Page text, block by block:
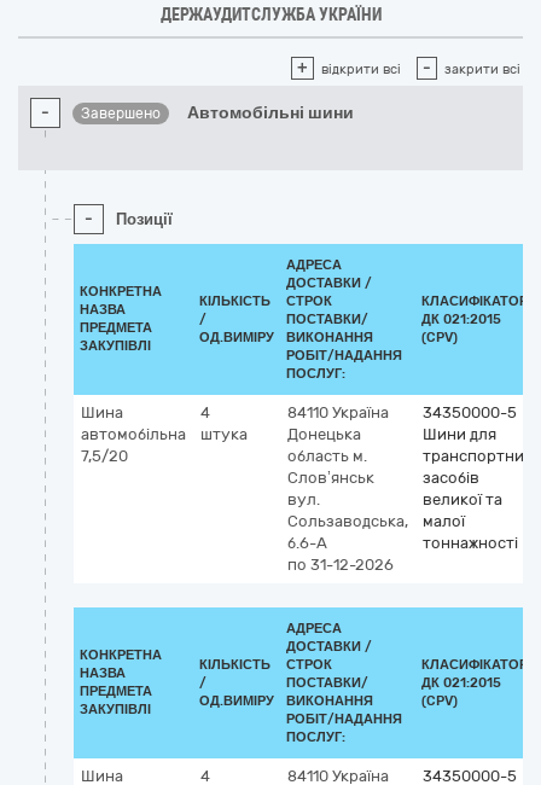
ДЕРЖАУДИТСЛУЖБА УКРАЇНИ
+ відкрити всі - закрити всі
- Завершено Автомобільні шини
- Позиції
КОНКРЕТНА
НАЗВА
ПРЕДМЕТА
ЗАКУПІВЛІ
КІЛЬКІСТЬ
/
ОД.ВИМІРУ
АДРЕСА
ДОСТАВКИ /
СТРОК
ПОСТАВКИ/
ВИКОНАННЯ
РОБІТ/НАДАННЯ
ПОСЛУГ:
КЛАСИФІКАТОР
ДК 021:2015
(CPV)
Шина
автомобільна
7,5/20
4
штука
84110 Україна
Донецька
область м.
Слов’янськ
вул.
Сользаводська,
б.6-А
по 31-12-2026
34350000-5
Шини для
транспортних
засобів
великої та
малої
тоннажності
КОНКРЕТНА
НАЗВА
ПРЕДМЕТА
ЗАКУПІВЛІ
КІЛЬКІСТЬ
/
ОД.ВИМІРУ
АДРЕСА
ДОСТАВКИ /
СТРОК
ПОСТАВКИ/
ВИКОНАННЯ
РОБІТ/НАДАННЯ
ПОСЛУГ:
КЛАСИФІКАТОР
ДК 021:2015
(CPV)
Шина
4
84110 Україна
34350000-5